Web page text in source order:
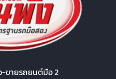
ขายรถยนต์มือ 2